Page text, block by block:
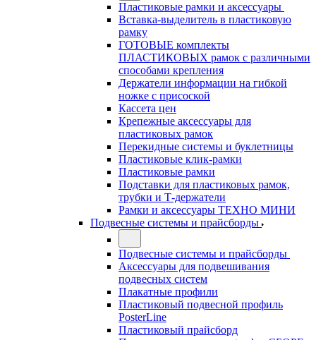
Пластиковые рамки и аксессуары
Вставка-выделитель в пластиковую
рамку
ГОТОВЫЕ комплекты
ПЛАСТИКОВЫХ рамок с различными
способами крепления
Держатели информации на гибкой
ножке с присоской
Кассета цен
Крепежные аксессуары для
пластиковых рамок
Перекидные системы и буклетницы
Пластиковые клик-рамки
Пластиковые рамки
Подставки для пластиковых рамок,
трубки и Т-держатели
Рамки и аксессуары ТЕХНО МИНИ
Подвесные системы и прайсборды
Подвесные системы и прайсборды
Аксессуары для подвешивания
подвесных систем
Плакатные профили
Пластиковый подвесной профиль
PosterLine
Пластиковый прайсборд